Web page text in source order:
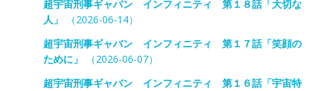
超宇宙刑事ギャバン インフィニティ 第１８話「大切な
人」
（2026-06-14）
超宇宙刑事ギャバン インフィニティ 第１７話「笑顔の
ために」
（2026-06-07）
超宇宙刑事ギャバン インフィニティ 第１６話「宇宙特